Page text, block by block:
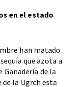
en el estado
han matado
que azota a
de la
la Ugrch esta